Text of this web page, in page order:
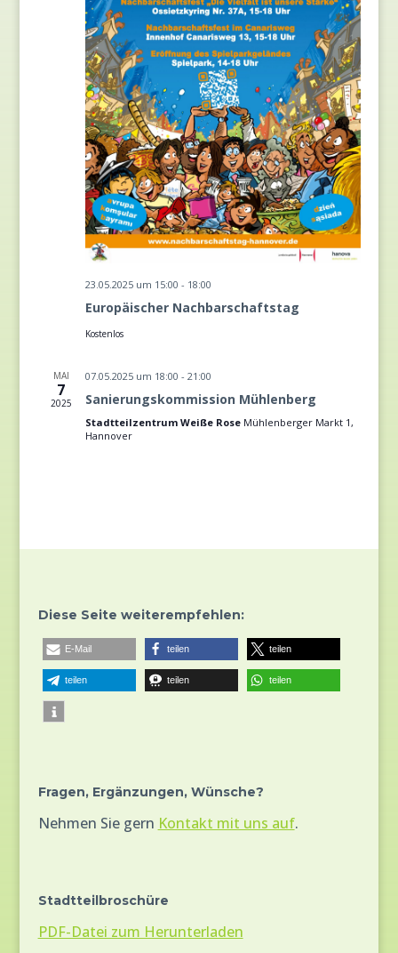
23.05.2025 um 15:00 - 18:00
Europäischer Nachbarschaftstag
Kostenlos
MAI
7
2025
07.05.2025 um 18:00 - 21:00
Sanierungskommission Mühlenberg
Stadtteilzentrum Weiße Rose Mühlenberger Markt 1,
Hannover
Diese Seite weiterempfehlen:
E-Mail teilen teilen
teilen teilen teilen
Fragen, Ergänzungen, Wünsche?
Nehmen Sie gern Kontakt mit uns auf.
Stadtteilbroschüre
PDF-Datei zum Herunterladen